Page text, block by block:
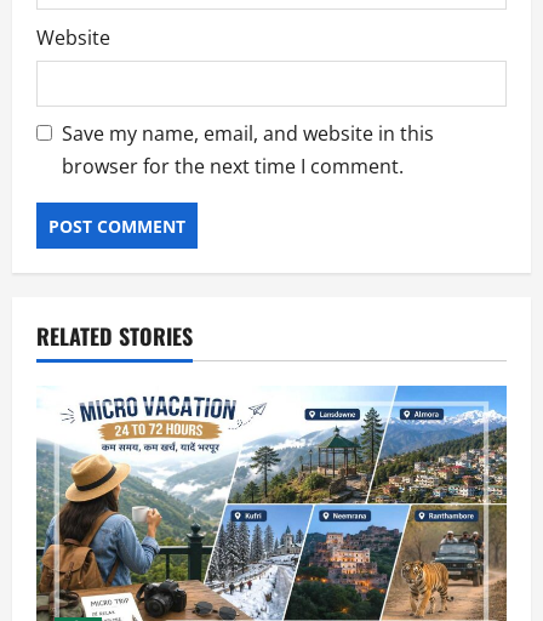
Website
Save my name, email, and website in this
browser for the next time I comment.
RELATED STORIES